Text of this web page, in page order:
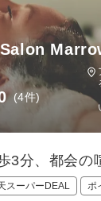
(4件)
3分、都会
スーパーDEAL ポ